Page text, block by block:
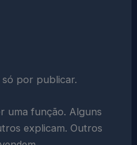
por publicar.
uma função. Alguns
explicam. Outros